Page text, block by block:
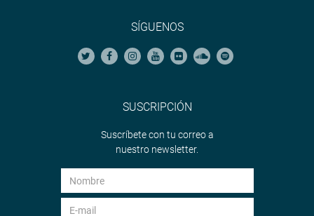
SÍGUENOS
SUSCRIPCIÓN
Suscríbete con tu correo a
nuestro newsletter.